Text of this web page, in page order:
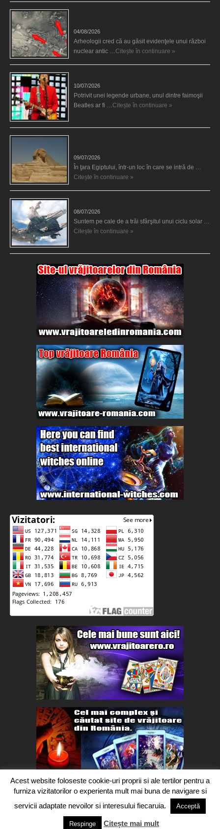
04/08/2026
Arheologii cred că au găsit evidenţele unui război
nuclear antic …Citește în continuare »
10/07/2026
Potrivit unei legende urbane, unul dintre faimoşii
Beatles ar fi …Citește în continuare »
09/07/2026
În ţara Egiptului, într-un loc în care se intră de …
Citește în continuare »
08/07/2026
Suntem pe cale de a trăi sfârşitul unui ciclu solar …
Citește în continuare »
Copyright 2016-2017 Segra Media. Toate drepturile rezervate.
Acest website foloseste cookie-uri proprii si ale tertilor pentru a
furniza vizitatorilor o experienta mult mai buna de navigare si
servicii adaptate nevoilor si interesului fiecaruia.
Acceptă
Respinge Citește mai mult